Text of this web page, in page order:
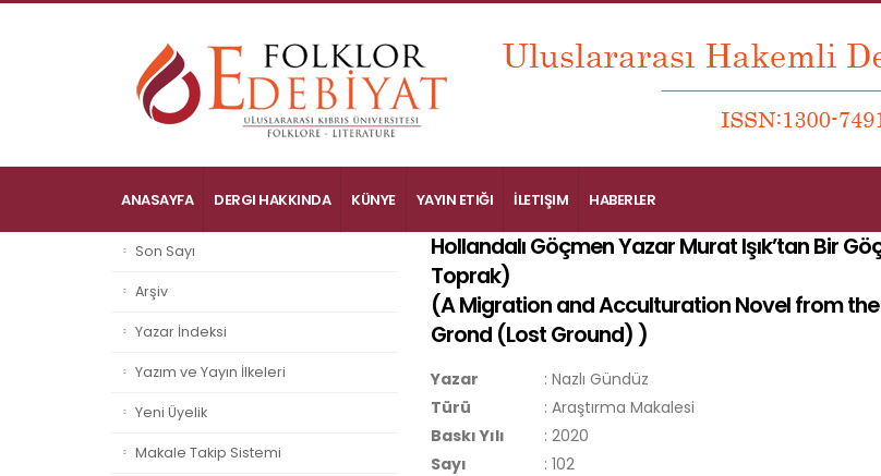
ANASAYFA DERGI HAKKINDA KÜNYE YAYIN ETIĞI İLETIŞIM HABERLER
Son Sayı
Arşiv
Yazar İndeksi
Yazım ve Yayın İlkeleri
Yeni Üyelik
Makale Takip Sistemi
Hollandalı Göçmen Yazar Murat Işık’tan Bir
Toprak)
(A Migration and Acculturation Novel from
Grond (Lost Ground) )
Yazar : Nazlı Gündüz
Türü
: Araştırma Makalesi
Baskı Yılı
: 2020
Sayı
: 102